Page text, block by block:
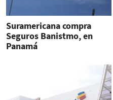
Suramericana compra
Seguros Banistmo, en
Panamá